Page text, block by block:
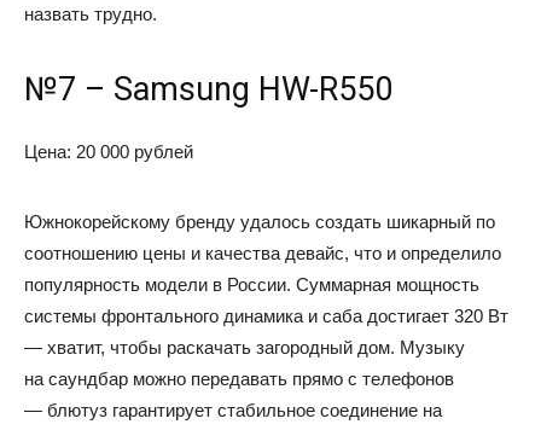
назвать трудно.
№7 – Samsung HW-R550
Цена: 20 000 рублей
Южнокорейскому бренду удалось создать шикарный по
соотношению цены и качества девайс, что и определило
популярность модели в России. Суммарная мощность
системы фронтального динамика и саба достигает 320 Вт
— хватит, чтобы раскачать загородный дом. Музыку
на саундбар можно передавать прямо с телефонов
— блютуз гарантирует стабильное соединение на